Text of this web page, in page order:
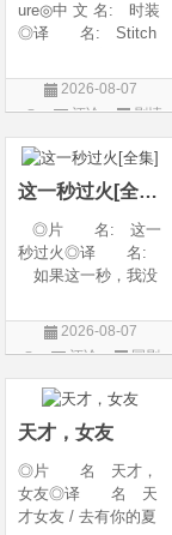
ure◎中 文 名: 时装
◎译 名: Stitch
(台)◎年 代: 20
25◎产 地: 法
剧情◎语 言:
法语 /
2026-08-07
评论
剧情
片
这一秒过火[全集]
◎片 名: 这一
秒过火◎译 名:
如果这一秒，我没
年 代: 2026◎
产 地: 中国大
情 / 爱情◎语 言:
汉语普通话◎上映
2026-08-07
评论
国剧
天才，女友
◎片 名 天才，
女友◎译 名 天
才女友 / 去有你的夏